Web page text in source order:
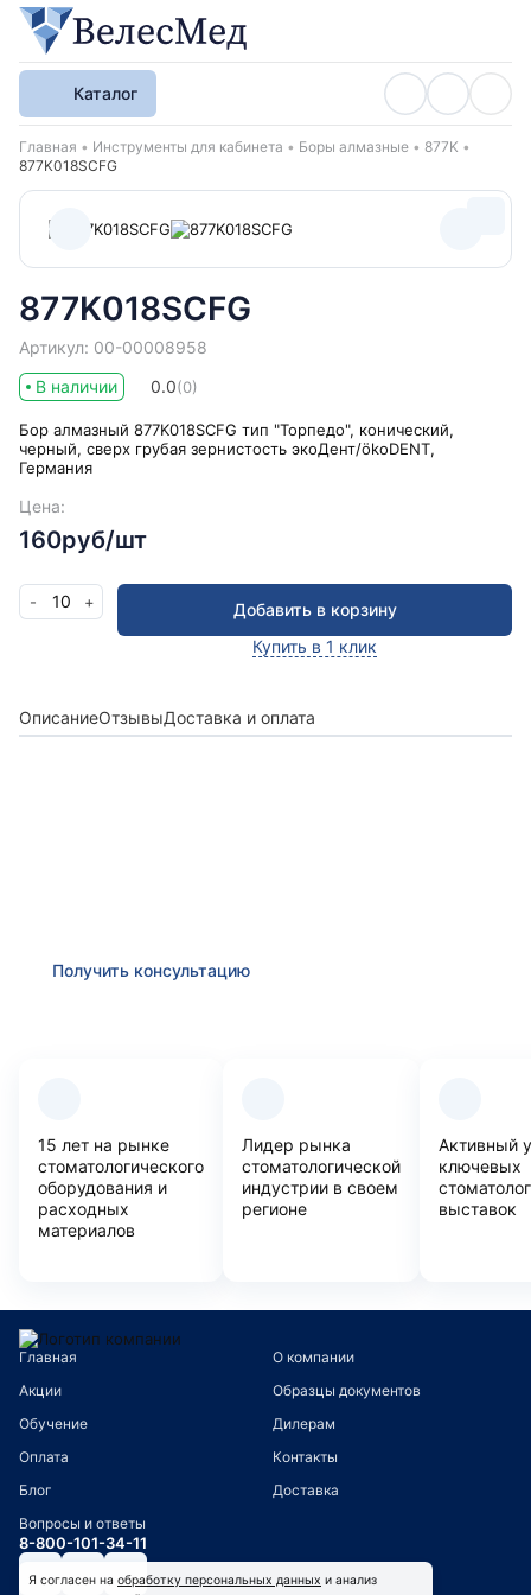
Каталог
Хлебные крошки
Главная Инструменты для кабинета Боры алмазные
877K
877K018SCFG
877K018SCFG
Артикул: 00-00008958
В наличии
0.0(0)
Бор алмазный 877K018SCFG тип "Торпедо", конический,
черный, сверх грубая зернистость экоДент/ökoDENT,
Германия
Цена:
160руб/шт
- 10 +
Добавить в корзину
Купить в 1 клик
ОписаниеОтзывыДоставка и оплата
Получить консультацию
15 лет на рынке
стоматологического
оборудования и
расходных
материалов
Лидер рынка
стоматологической
индустрии в своем
регионе
Активный
ключевых
выставок
Главная
О компании
Акции
Образцы документов
Обучение
Дилерам
Оплата
Контакты
Блог
Доставка
Вопросы и ответы
8-800-101-34-11
Я согласен на обработку персональных данных и анализ